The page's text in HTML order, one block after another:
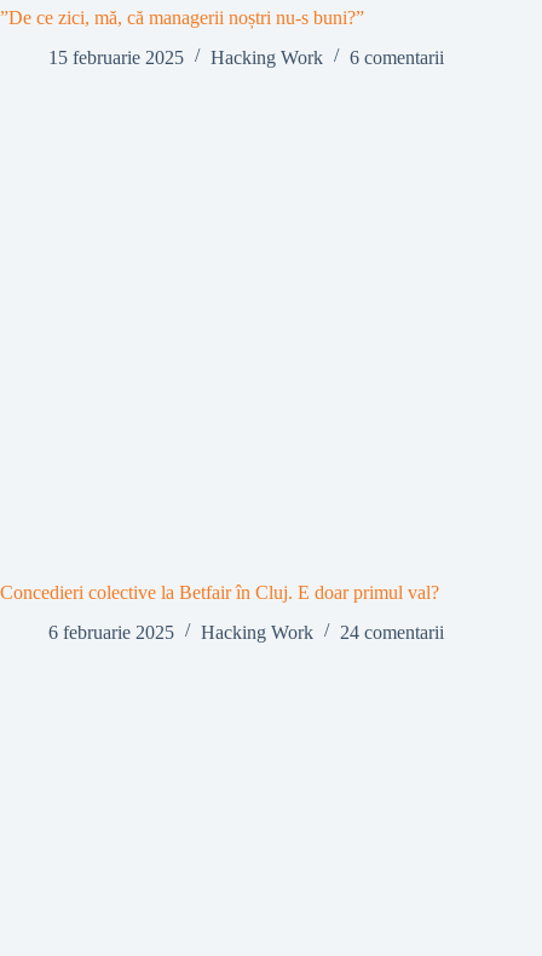
”De ce zici, mă, că managerii noștri nu-s buni?”
15 februarie 2025
Hacking Work 6 comentarii
Concedieri colective la Betfair în Cluj. E doar primul val?
6 februarie 2025
Hacking Work 24 comentarii